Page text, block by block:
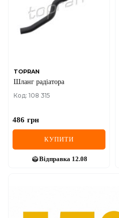
TOPRAN
Шланг радіатора
Код: 108 315
486 грн
КУПИТИ
Відправка 12.08